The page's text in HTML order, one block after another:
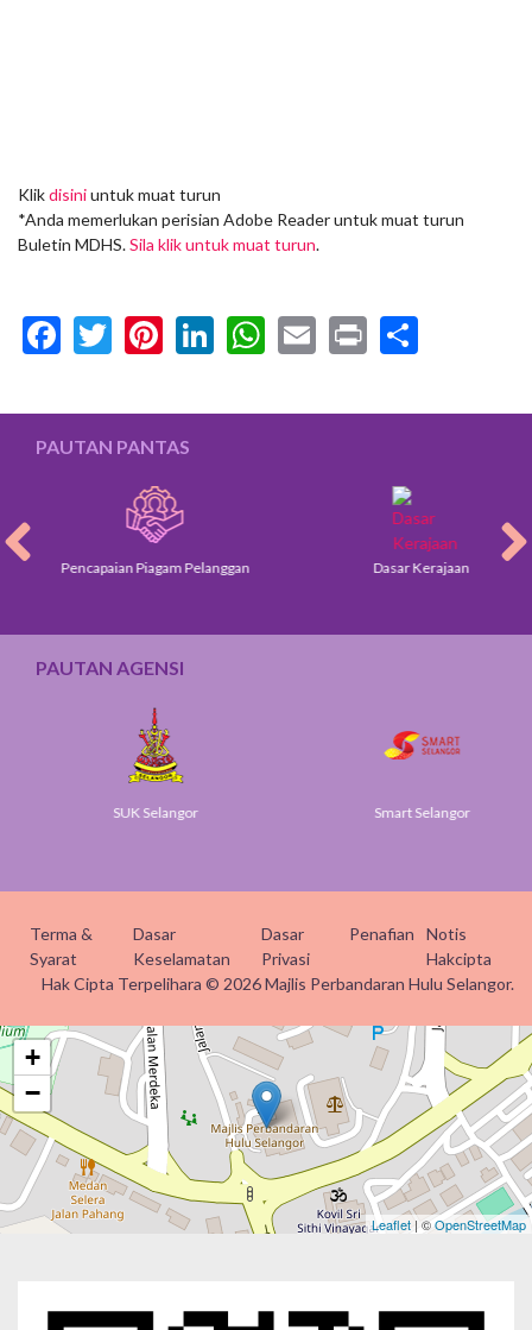
Klikdisiniuntuk muat turun
*Anda memerlukan perisian Adobe Reader untuk muat turun
Buletin MDHS.Sila klik untuk muat turun.
Facebook
Twitter
Pinterest
LinkedIn
WhatsApp
Email
Print
PAUTAN PANTAS
Pencapaian Piagam Pelanggan Dasar Kerajaan
PAUTAN AGENSI
SUK Selangor Smart Selangor
Terma &
Syarat
Dasar
Keselamatan
Dasar
Privasi
Penafian
Notis
Hakcipta
Hak Cipta Terpelihara © 2026 Majlis Perbandaran Hulu Selangor.
+
−
Leaflet | ©OpenStreetMap